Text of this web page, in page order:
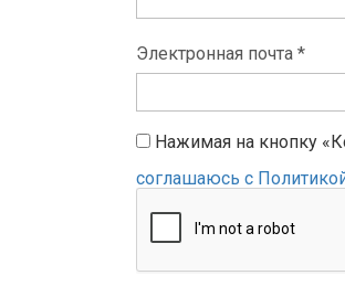
Электронная почта *
Нажимая на кнопку
соглашаюсь с